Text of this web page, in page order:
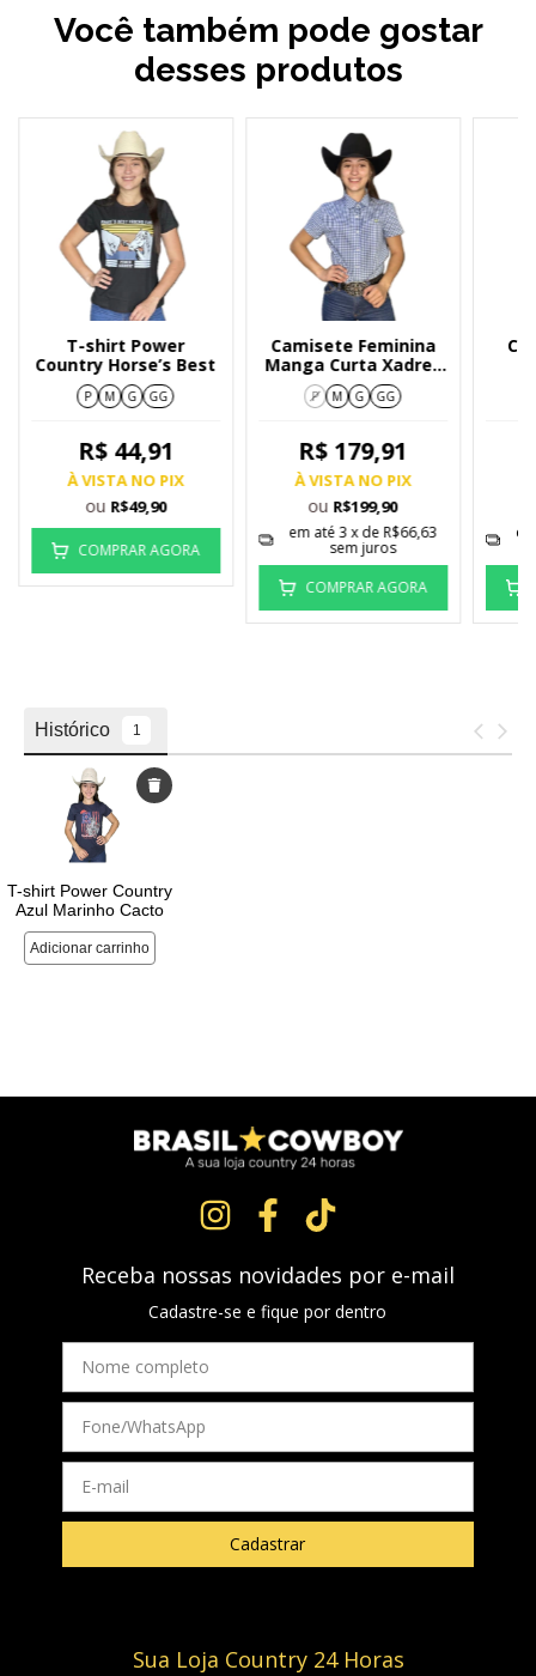
Você também pode gostar
desses produtos
T-shirt Power
Country Horse’s Best
P M G GG
R$ 44,91
À VISTA NO PIX
ou R$49,90
COMPRAR AGORA
Camisete Feminina
Manga Curta Xadrez
Medio Azul 212/2
P M G GG
R$ 179,91
À VISTA NO PIX
ou R$199,90
em até3x de R$66,63
sem juros
COMPRAR AGORA
Receba nossas novidades por e-mail
Cadastre-se e fique por dentro
Sua Loja Country 24 Horas